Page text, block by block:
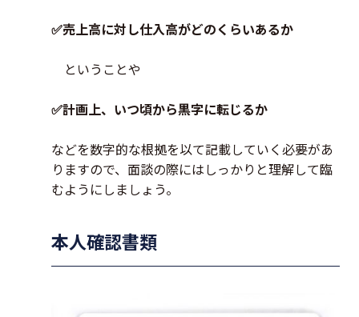
✅売上高に対し仕入高がどのくらいあるか
ということや
✅計画上、いつ頃から黒字に転じるか
などを数字的な根拠を以て記載していく必要があ
りますので、面談の際にはしっかりと理解して臨
むようにしましょう。
本人確認書類